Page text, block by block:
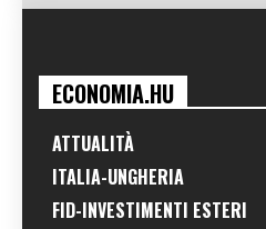
ECONOMIA.HU
ATTUALITÀ
ITALIA-UNGHERIA
FID-INVESTIMENTI ESTERI